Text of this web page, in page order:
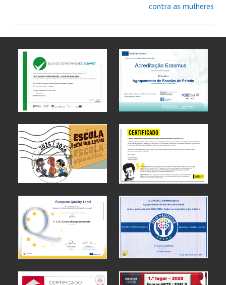
contra as mulheres